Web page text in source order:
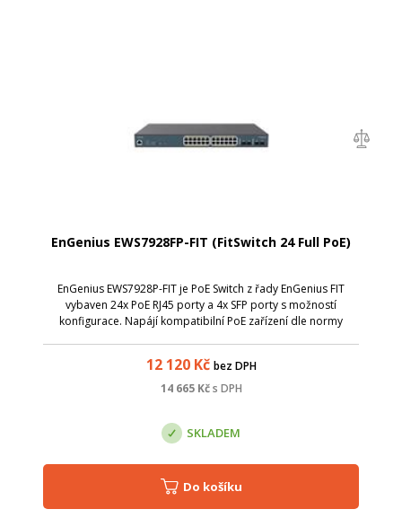
EnGenius EWS7928FP-FIT (FitSwitch 24 Full PoE)
EnGenius EWS7928P-FIT je PoE Switch z řady EnGenius FIT
vybaven 24x PoE RJ45 porty a 4x SFP porty s možností
konfigurace. Napájí kompatibilní PoE zařízení dle normy
12 120Kč bez DPH
14 665Kč s DPH
SKLADEM
Do košíku